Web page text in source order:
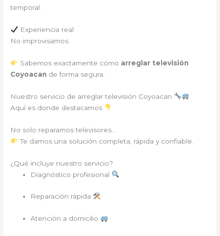
temporal.
Experiencia real
No improvisamos.
Sabemos exactamente cómo arreglar televisión
Coyoacan de forma segura.
Nuestro servicio de arreglar televisión Coyoacan
Aquí es donde destacamos
No solo reparamos televisores…
Te damos una solución completa, rápida y confiable.
¿Qué incluye nuestro servicio?
Diagnóstico profesional
Reparación rápida
Atención a domicilio